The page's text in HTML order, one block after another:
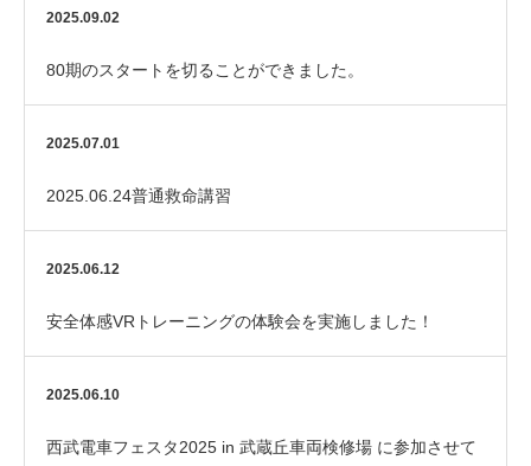
2025.09.02
80期のスタートを切ることができました。
2025.07.01
2025.06.24普通救命講習
2025.06.12
安全体感VRトレーニングの体験会を実施しました！
2025.06.10
西武電車フェスタ2025 in 武蔵丘車両検修場 に参加させて